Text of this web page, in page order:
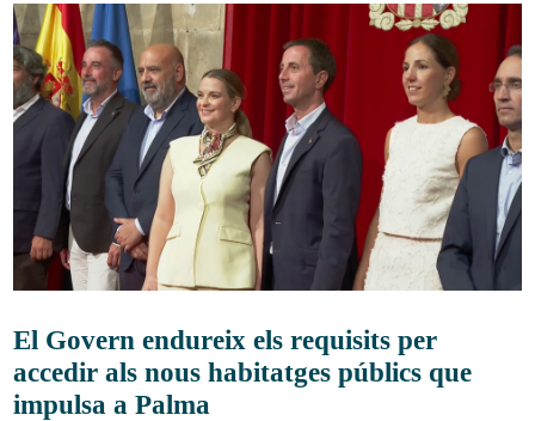
El Govern endureix els requisits per
accedir als nous habitatges públics que
impulsa a Palma